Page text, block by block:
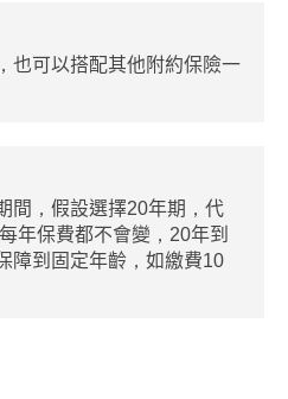
也可以搭配其他附約保險一
間，假設選擇20年期，代
年保費都不會變，20年到
障到固定年齡，如繳費10